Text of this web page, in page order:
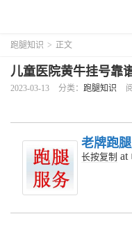
跑腿知识 > 正文
儿童医院黄牛挂号靠
2023-03-13 分类： 跑腿知识
老牌跑
长按复制 at